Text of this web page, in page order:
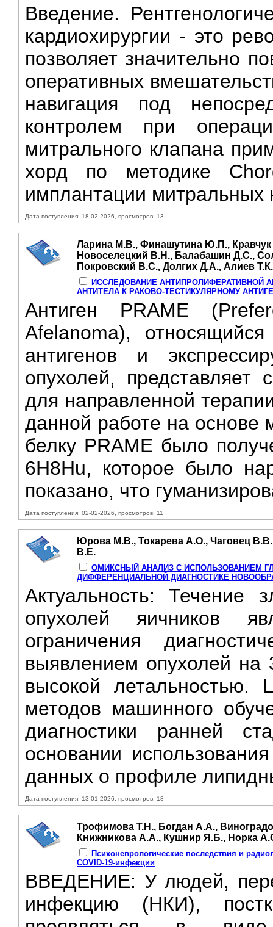
Введение.
кардиохирургии - это
позволяет значительно
оперативных
навигация под
контролем при
митрального клапана
хорд по методике
имплантации
Дата поступления: 18-02-2026, просмотров: 13
Ларина М.В., Финашутина Ю.П.,
Новоселецкий В.Н., Балабашин Д.С.,
Покровский В.С., Долгих Д.А., Алиев
ИССЛЕДОВАНИЕ АНТИПРОЛИФЕРАТИВНОЙ
АНТИТЕЛА К РАКОВО-ТЕСТИКУЛЯРНОМУ
Антиген PRAME
Afelanoma), относящийся
антигенов и
опухолей, представляет
для направленной
данной работе на основе
белку PRAME было
6H8Hu, которое было
показано, что
Дата поступления: 02-02-2026, просмотров: 11
Юрова М.В., Токарева А.О., Чаговец
В.Е.
ОМИКСНЫЙ АНАЛИЗ C ИСПОЛЬЗОВАНИЕМ
ДИФФЕРЕНЦИАЛЬНОЙ ДИАГНОСТИКЕ
Актуальность: Течение
опухолей яичников
ограничения
выявлением опухолей на
высокой летальностью.
методов машинного
диагностики ранней
основании
данных о профиле
Дата поступления: 13-01-2026, просмотров: 18
Трофимова Т.Н., Богдан А.А.,
Книжникова А.А., Кушнир Я.Б., Норка
Психоневрологические последствия и
COVID-19-инфекции
ВВЕДЕНИЕ: У людей,
инфекцию (HКИ),